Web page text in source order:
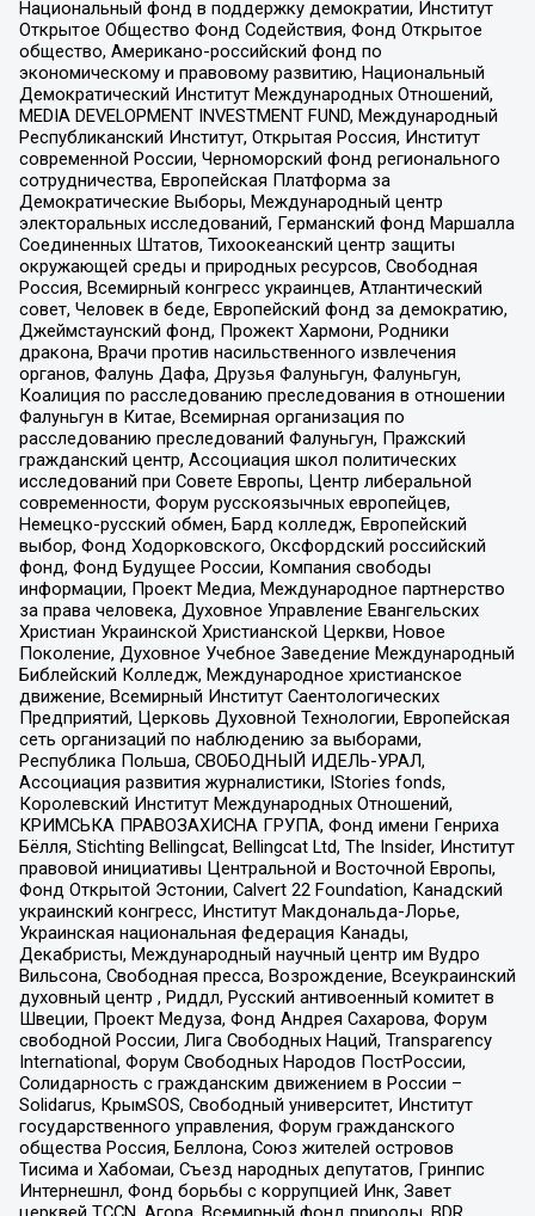
Национальный фонд в поддержку демократии, Институт
Открытое Общество Фонд Содействия, Фонд Открытое
общество, Американо-российский фонд по
экономическому и правовому развитию, Национальный
Демократический Институт Международных Отношений,
MEDIA DEVELOPMENT INVESTMENT FUND, Международный
Республиканский Институт, Открытая Россия, Институт
современной России, Черноморский фонд регионального
сотрудничества, Европейская Платформа за
Демократические Выборы, Международный центр
электоральных исследований, Германский фонд Маршалла
Соединенных Штатов, Тихоокеанский центр защиты
окружающей среды и природных ресурсов, Свободная
Россия, Всемирный конгресс украинцев, Атлантический
совет, Человек в беде, Европейский фонд за демократию,
Джеймстаунский фонд, Прожект Хармони, Родники
дракона, Врачи против насильственного извлечения
органов, Фалунь Дафа, Друзья Фалуньгун, Фалуньгун,
Коалиция по расследованию преследования в отношении
Фалуньгун в Китае, Всемирная организация по
расследованию преследований Фалуньгун, Пражский
гражданский центр, Ассоциация школ политических
исследований при Совете Европы, Центр либеральной
современности, Форум русскоязычных европейцев,
Немецко-русский обмен, Бард колледж, Европейский
выбор, Фонд Ходорковского, Оксфордский российский
фонд, Фонд Будущее России, Компания свободы
информации, Проект Медиа, Международное партнерство
за права человека, Духовное Управление Евангельских
Христиан Украинской Христианской Церкви, Новое
Поколение, Духовное Учебное Заведение Международный
Библейский Колледж, Международное христианское
движение, Всемирный Институт Саентологических
Предприятий, Церковь Духовной Технологии, Европейская
сеть организаций по наблюдению за выборами,
Республика Польша, СВОБОДНЫЙ ИДЕЛЬ-УРАЛ,
Ассоциация развития журналистики, IStories fonds,
Королевский Институт Международных Отношений,
КРИМСЬКА ПРАВОЗАХИСНА ГРУПА, Фонд имени Генриха
Бёлля, Stichting Bellingcat, Bellingcat Ltd, The Insider, Институт
правовой инициативы Центральной и Восточной Европы,
Фонд Открытой Эстонии, Calvert 22 Foundation, Канадский
украинский конгресс, Институт Макдональда-Лорье,
Украинская национальная федерация Канады,
Декабристы, Международный научный центр им Вудро
Вильсона, Свободная пресса, Возрождение, Всеукраинский
духовный центр , Риддл, Русский антивоенный комитет в
Швеции, Проект Медуза, Фонд Андрея Сахарова, Форум
свободной России, Лига Свободных Наций, Transparеncy
International, Форум Свободных Народов ПостРоссии,
Солидарность с гражданским движением в России –
Solidarus, КрымSOS, Свободный университет, Институт
государственного управления, Форум гражданского
общества Россия, Беллона, Союз жителей островов
Тисима и Хабомаи, Съезд народных депутатов, Гринпис
Интернешнл, Фонд борьбы с коррупцией Инк, Завет